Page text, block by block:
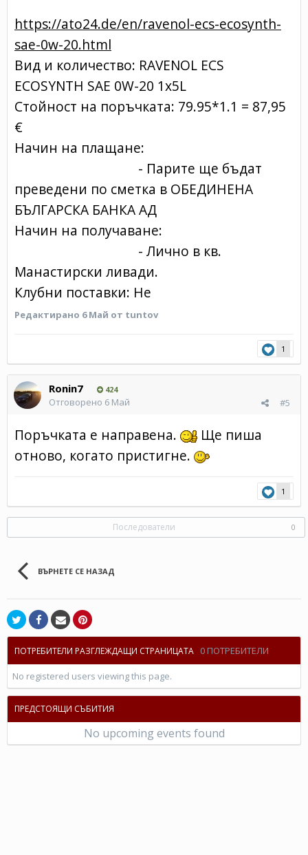
https://ato24.de/en/ravenol-ecs-ecosynth-
sae-0w-20.html
Вид и количество: RAVENOL ECS
ECOSYNTH SAE 0W-20 1x5L
Стойност на поръчката: 79.95*1.1 = 87,95
€
Начин на плащане:
- Парите ще бъдат
преведени по сметка в ОБЕДИНЕНА
БЪЛГАРСКА БАНКА АД
Начин на получаване:
- Лично в кв.
Манастирски ливади.
Клубни поставки: Не
Редактирано 6 Май от tuntov
1
Ronin7 424
#5
Отговорено 6 Май
Поръчката е направена.
Ще пиша
отново, когато пристигне.
1
Последователи 0
ВЪРНЕТЕ СЕ НАЗАД
ПОТРЕБИТЕЛИ РАЗГЛЕЖДАЩИ СТРАНИЦАТА 0 ПОТРЕБИТЕЛИ
No registered users viewing this page.
ПРЕДСТОЯЩИ СЪБИТИЯ
No upcoming events found